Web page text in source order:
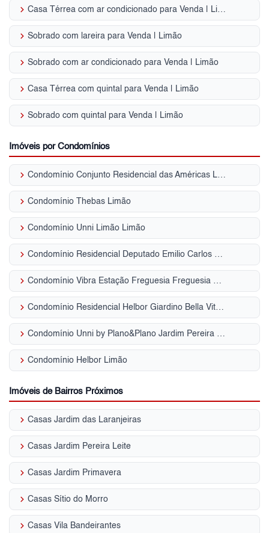
keyboard_arrow_right Casa Térrea com ar condicionado para Venda | Limão
keyboard_arrow_right Sobrado com lareira para Venda | Limão
keyboard_arrow_right Sobrado com ar condicionado para Venda | Limão
keyboard_arrow_right Casa Térrea com quintal para Venda | Limão
keyboard_arrow_right Sobrado com quintal para Venda | Limão
Imóveis por Condomínios
keyboard_arrow_right Condomínio Conjunto Residencial das Américas Limão
keyboard_arrow_right Condomínio Thebas Limão
keyboard_arrow_right Condomínio Unni Limão Limão
keyboard_arrow_right Condomínio Residencial Deputado Emilio Carlos Limão
keyboard_arrow_right Condomínio Vibra Estação Freguesia Freguesia do Ó
keyboard_arrow_right Condomínio Residencial Helbor Giardino Bella Vita Jardim Pereira Leite
keyboard_arrow_right Condomínio Unni by Plano&Plano Jardim Pereira Leite
keyboard_arrow_right Condomínio Helbor Limão
Imóveis de Bairros Próximos
keyboard_arrow_right Casas Jardim das Laranjeiras
keyboard_arrow_right Casas Jardim Pereira Leite
keyboard_arrow_right Casas Jardim Primavera
keyboard_arrow_right Casas Sítio do Morro
keyboard_arrow_right Casas Vila Bandeirantes